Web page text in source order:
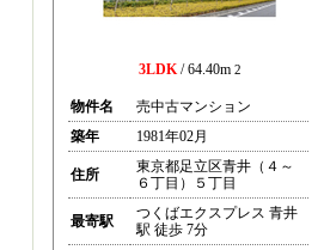
3LDK/ 64.40m 2
物件名
売中古マンション
築年
1981年02月
住所
東京都足立区青井（４～
６丁目）５丁目
最寄駅
つくばエクスプレス 青井
駅 徒歩 7分